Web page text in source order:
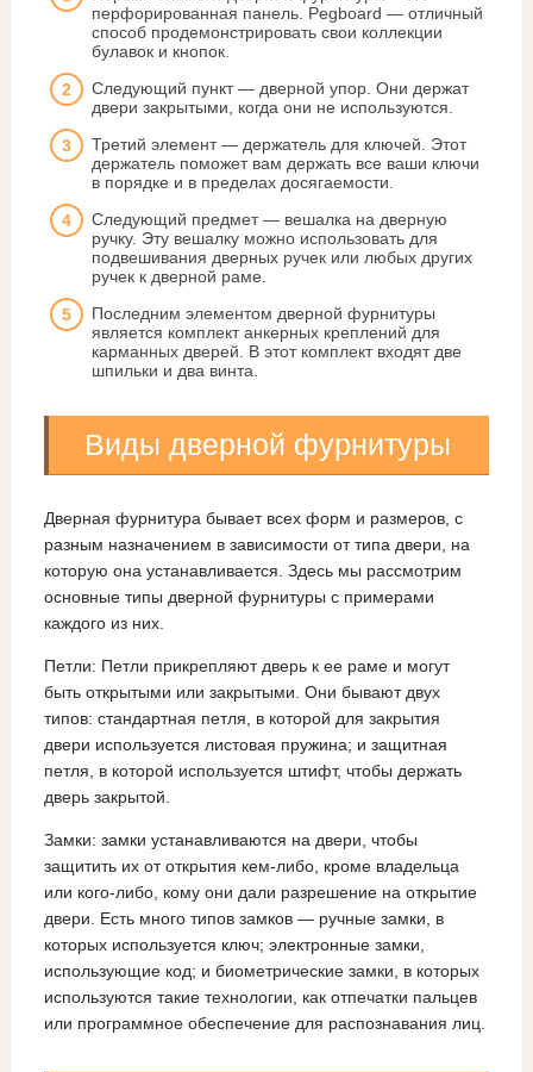
перфорированная панель. Pegboard — отличный
способ продемонстрировать свои коллекции
булавок и кнопок.
Следующий пункт — дверной упор. Они держат
двери закрытыми, когда они не используются.
Третий элемент — держатель для ключей. Этот
держатель поможет вам держать все ваши ключи
в порядке и в пределах досягаемости.
Следующий предмет — вешалка на дверную
ручку. Эту вешалку можно использовать для
подвешивания дверных ручек или любых других
ручек к дверной раме.
Последним элементом дверной фурнитуры
является комплект анкерных креплений для
карманных дверей. В этот комплект входят две
шпильки и два винта.
Виды дверной фурнитуры
Дверная фурнитура бывает всех форм и размеров, с
разным назначением в зависимости от типа двери, на
которую она устанавливается. Здесь мы рассмотрим
основные типы дверной фурнитуры с примерами
каждого из них.
Петли: Петли прикрепляют дверь к ее раме и могут
быть открытыми или закрытыми. Они бывают двух
типов: стандартная петля, в которой для закрытия
двери используется листовая пружина; и защитная
петля, в которой используется штифт, чтобы держать
дверь закрытой.
Замки: замки устанавливаются на двери, чтобы
защитить их от открытия кем-либо, кроме владельца
или кого-либо, кому они дали разрешение на открытие
двери. Есть много типов замков — ручные замки, в
которых используется ключ; электронные замки,
использующие код; и биометрические замки, в которых
используются такие технологии, как отпечатки пальцев
или программное обеспечение для распознавания лиц.